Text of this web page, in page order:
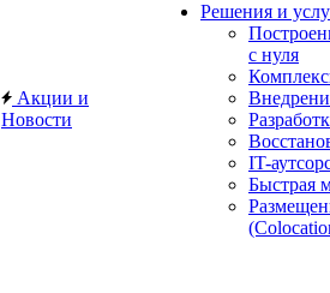
Акции и
Новости
Решения и
с нуля
IT-
Быстрая